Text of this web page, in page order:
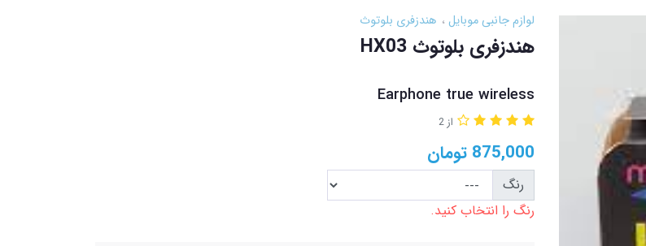
لوازم جانبی موبایل هندزفری بلوتوث
هندزفری بلوتوث HX03
Earphone true wireless
از 2
875,000 تومان
رنگ
رنگ را انتخاب کنید.